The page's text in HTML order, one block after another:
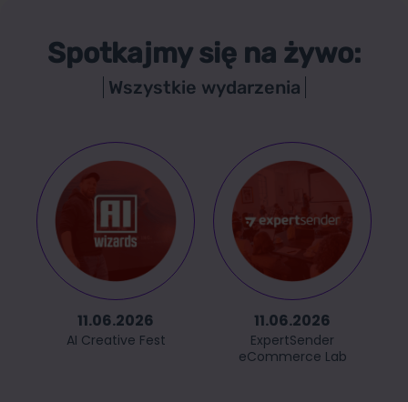
Spotkajmy się na żywo:
Wszystkie wydarzenia
11.06.2026
AI Creative Fest
11.06.2026
ExpertSender
eCommerce Lab